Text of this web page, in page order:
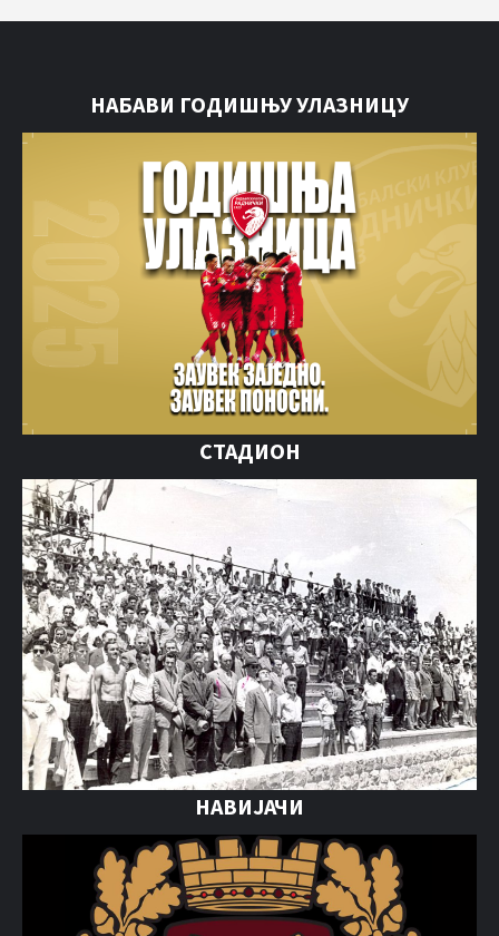
НАБАВИ ГОДИШЊУ УЛАЗНИЦУ
СТАДИОН
НАВИЈАЧИ